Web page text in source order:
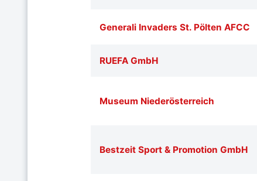
Generali Invaders St. Pölten AFCC
RUEFA GmbH
Museum Niederösterreich
Bestzeit Sport & Promotion GmbH